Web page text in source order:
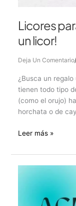
Licores
un licor!
Deja Un Comentario/
¿Busca un
tienen todo tipo
(como el orujo)
horchata o de
Leer más »
ancestral